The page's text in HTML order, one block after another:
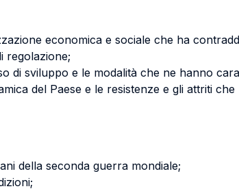
economica e sociale che ha
regolazione;
di sviluppo e le modalità che ne hanno
del Paese e le resistenze e gli attriti
della seconda guerra mondiale;